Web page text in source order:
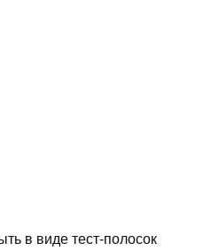
в виде тест-полосок